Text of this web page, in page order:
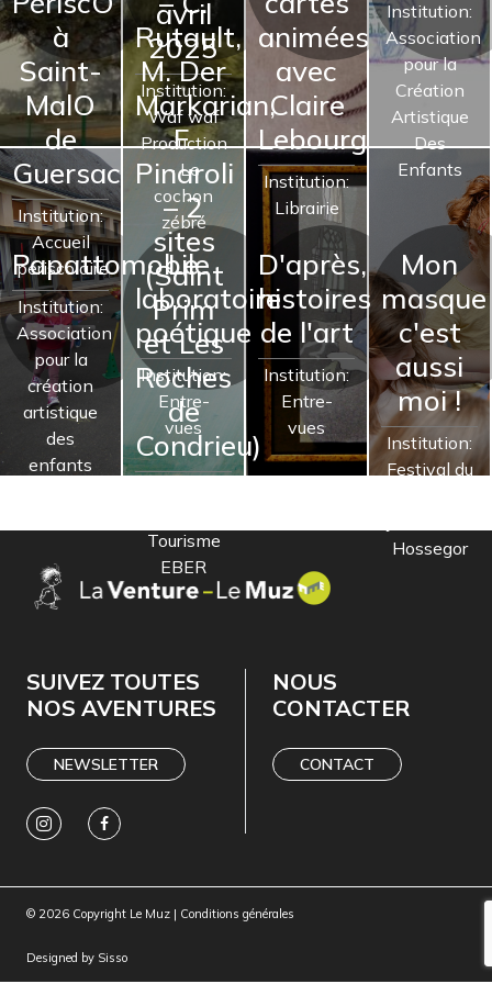
avril
2025
Institution:
Waf waf
Production
- Le
cochon
zébré
à
Saint-
MalO
de
Guersac
Institution:
Accueil
périscolaire
Rutault,
M. Der
Markarian,
F.
Pinaroli
– 2
sites
(Saint
Prim
et Les
Roches
de
Condrieu)
Tourisme
EBER
animées
avec
Claire
Lebourg
Institution:
Librairie
Institution:
Association
pour la
Création
Artistique
Des
Enfants
Papattomobile
Institution:
Association
pour la
création
artistique
des
enfants
Le
laboratoire
poétique
Institution:
Entre-
vues
D'après,
histoires
de l'art
Institution:
Entre-
vues
Mon
masque
c'est
aussi
moi !
Institution:
Festival du
Hossegor
SUIVEZ TOUTES
NOS AVENTURES
NEWSLETTER
NOUS
CONTACTER
CONTACT
© 2026 Copyright Le Muz | Conditions générales
Designed by Sisso